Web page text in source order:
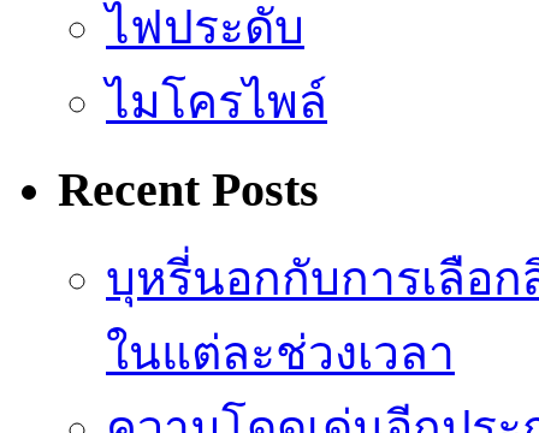
ไฟประดับ
ไมโครไพล์
Recent Posts
บุหรี่นอกกับการเลือ
ในแต่ละช่วงเวลา